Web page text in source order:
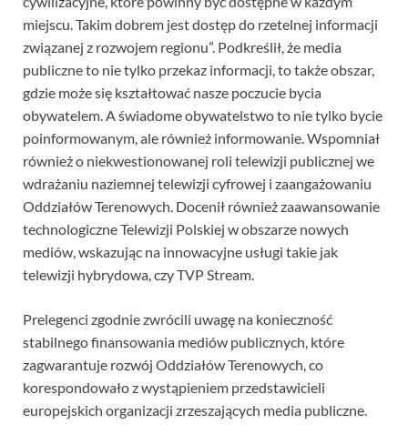
miejscu. Takim dobrem jest dostęp do rzetelnej informacji
związanej z rozwojem regionu”. Podkreślił, że media
publiczne to nie tylko przekaz informacji, to także obszar,
gdzie może się kształtować nasze poczucie bycia
obywatelem. A świadome obywatelstwo to nie tylko bycie
poinformowanym, ale również informowanie. Wspomniał
również o niekwestionowanej roli telewizji publicznej we
wdrażaniu naziemnej telewizji cyfrowej i zaangażowaniu
Oddziałów Terenowych. Docenił również zaawansowanie
technologiczne Telewizji Polskiej w obszarze nowych
mediów, wskazując na innowacyjne usługi takie jak
telewizji hybrydowa, czy TVP Stream.
Prelegenci zgodnie zwrócili uwagę na konieczność
stabilnego finansowania mediów publicznych, które
zagwarantuje rozwój Oddziałów Terenowych, co
korespondowało z wystąpieniem przedstawicieli
europejskich organizacji zrzeszających media publiczne.